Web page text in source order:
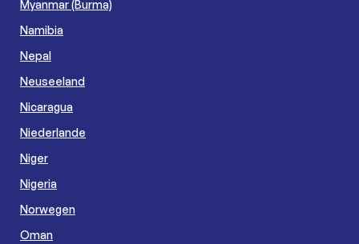
Myanmar (Burma)
Namibia
Nepal
Neuseeland
Nicaragua
Niederlande
Niger
Nigeria
Norwegen
Oman